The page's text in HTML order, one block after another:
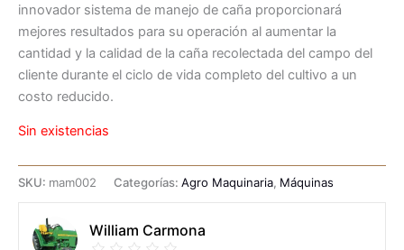
innovador sistema de manejo de caña proporcionará
mejores resultados para su operación al aumentar la
cantidad y la calidad de la caña recolectada del campo del
cliente durante el ciclo de vida completo del cultivo a un
costo reducido.
Sin existencias
SKU: mam002 Categorías: Agro Maquinaria, Máquinas
William Carmona